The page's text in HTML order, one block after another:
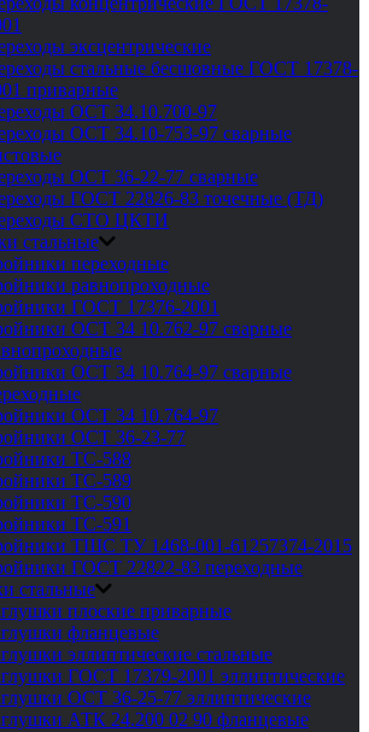
эксцентрические
стальные бесшовные ГОСТ 17378-
приварные
ОСТ 34.10.700-97
ОСТ 34.10-753-97 сварные
ОСТ 36-22-77 сварные
ГОСТ 22826-83 точечные (ТД)
СТО ЦКТИ
стальные
переходные
равнопроходные
ГОСТ 17376-2001
ОСТ 34 10.762-97 сварные
ОСТ 34 10.764-97 сварные
ОСТ 34 10.764-97
ОСТ 36-23-77
ТС-588
ТС-589
ТС-590
ТС-591
ТШС ТУ 1468-001-61257374-2015
ГОСТ 22822-83 переходные
стальные
плоские приварные
фланцевые
эллиптические стальные
ГОСТ 17379-2001 эллиптические
ОСТ 36-25-77 эллиптические
АТК 24.200 02 90 фланцевые